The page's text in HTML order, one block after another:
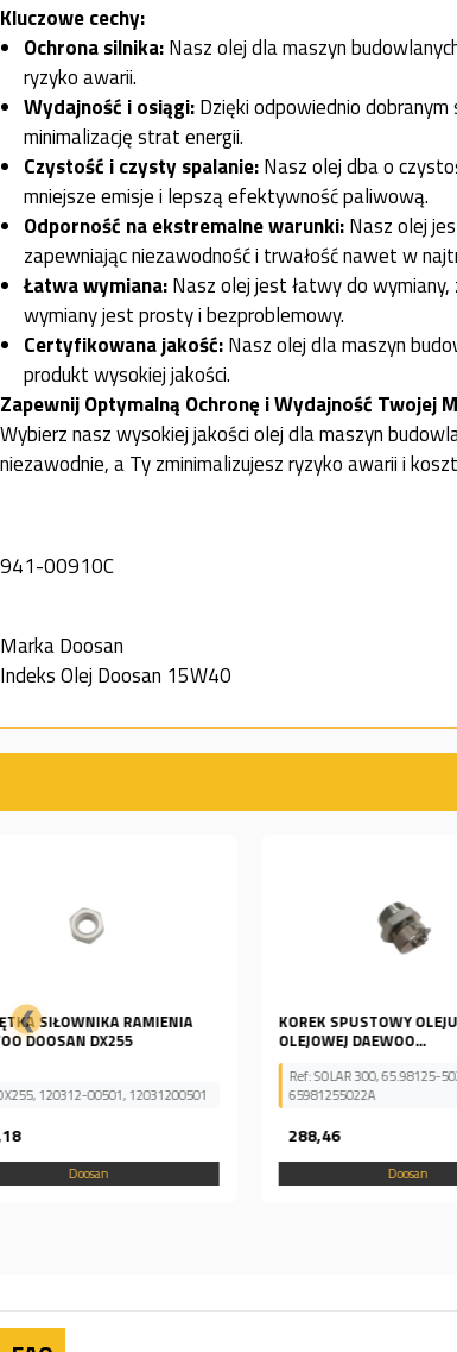
Kluczowe cechy:
Ochrona silnika:Nasz olej dla maszyn
ryzyko awarii.
Wydajność i osiągi:Dzięki odpowiednio
minimalizację strat energii.
Czystość i czysty spalanie:Nasz olej dba o
mniejsze emisje i lepszą efektywność paliwową.
Odporność na ekstremalne warunki:Nasz olej
zapewniając niezawodność i trwałość nawet w
Łatwa wymiana:Nasz olej jest łatwy do
wymiany jest prosty i bezproblemowy.
Certyfikowana jakość:Nasz olej dla maszyn
produkt wysokiej jakości.
Zapewnij Optymalną Ochronę i Wydajność Twojej
Wybierz nasz wysokiej jakości olej dla maszyn
niezawodnie, a Ty zminimalizujesz ryzyko awarii i
941-00910C
MarkaDoosan
IndeksOlej Doosan 15W40
KOREK SPUSTOWY OLEJU MISKI
OLEJOWEJ DAEWOO...
65981255022A
USZCZELKA
KOPARKI
Ref: 65.15901-
❮